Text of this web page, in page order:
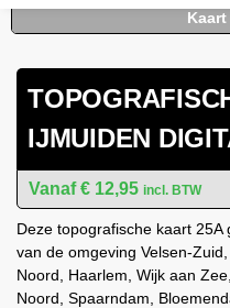
IJMUIDEN
€ 12,95 incl. BTW
Deze topografische kaart
van de omgeving Velsen-
Noord, Haarlem, Wijk aan
Noord, Spaarndam,